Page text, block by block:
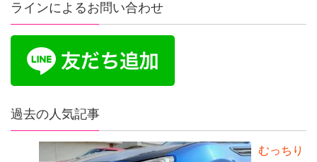
ラインによるお問い合わせ
過去の人気記事
むっちり